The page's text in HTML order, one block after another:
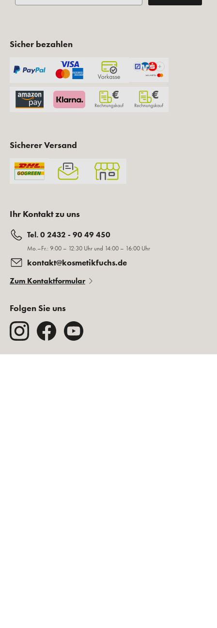
Sicher bezahlen
Sicherer Versand
Ihr Kontakt zu uns
Tel. 0 2432 - 90 49 450
Mo.–Fr.: 9:00 – 12:30 Uhr und 14:00 – 16:00 Uhr
kontakt@kosmetikfuchs.de
Zum Kontaktformular
Folgen Sie uns